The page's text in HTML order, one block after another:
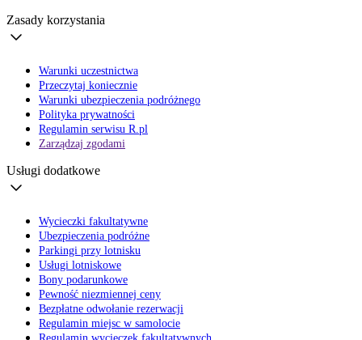
Zasady korzystania
Warunki uczestnictwa
Przeczytaj koniecznie
Warunki ubezpieczenia podróżnego
Polityka prywatności
Regulamin serwisu R.pl
Zarządzaj zgodami
Usługi dodatkowe
Wycieczki fakultatywne
Ubezpieczenia podróżne
Parkingi przy lotnisku
Usługi lotniskowe
Bony podarunkowe
Pewność niezmiennej ceny
Bezpłatne odwołanie rezerwacji
Regulamin miejsc w samolocie